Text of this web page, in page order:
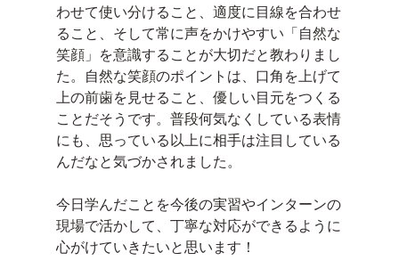
わせて使い分けること、適度に目線を合わせ
ること、そして常に声をかけやすい「自然な
笑顔」を意識することが大切だと教わりまし
た。自然な笑顔のポイントは、口角を上げて
上の前歯を見せること、優しい目元をつくる
ことだそうです。普段何気なくしている表情
にも、思っている以上に相手は注目している
んだなと気づかされました。
今日学んだことを今後の実習やインターンの
現場で活かして、丁寧な対応ができるように
心がけていきたいと思います！